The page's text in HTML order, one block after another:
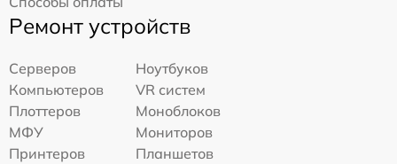
Ремонт устройств
Серверов
Ноутбуков
Компьютеров
VR систем
Плоттеров
Моноблоков
МФУ
Мониторов
Принтеров
Планшетов